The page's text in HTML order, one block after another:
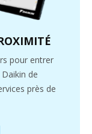
pour entrer
de
près de